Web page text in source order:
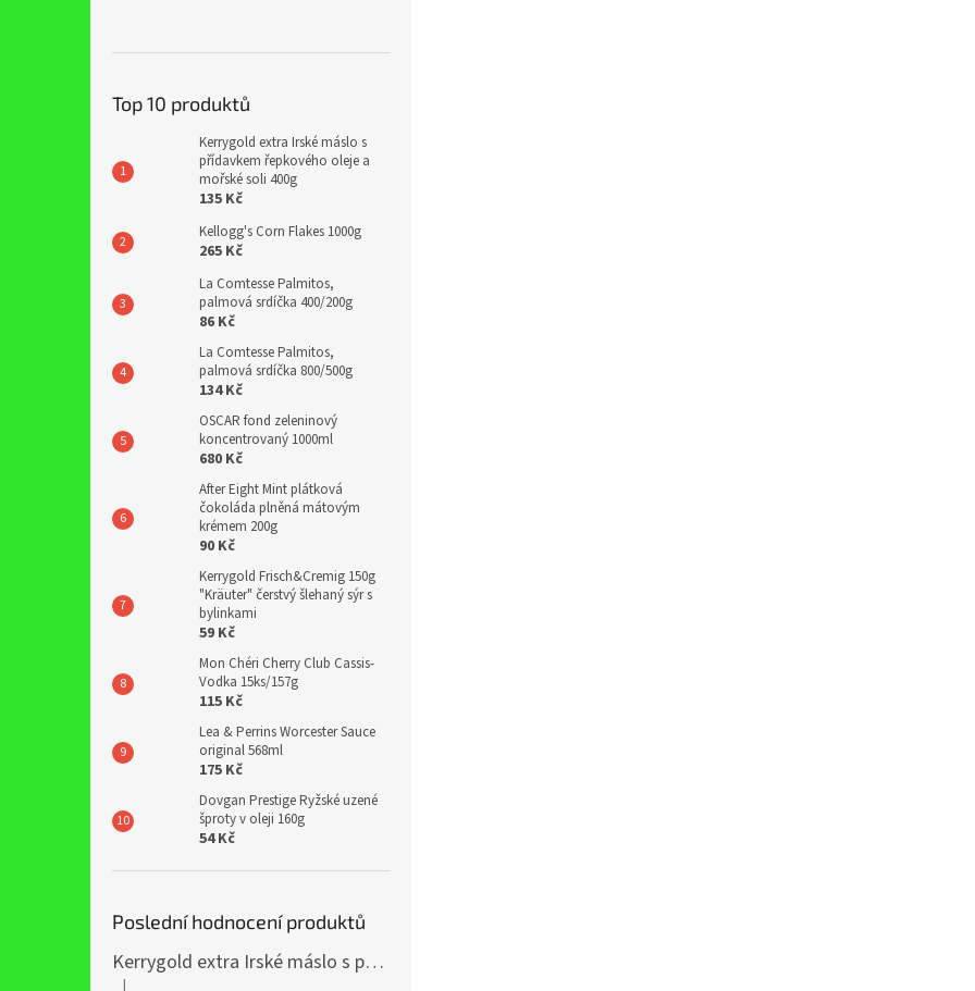
Top 10 produktů
Kerrygold extra Irské máslo s
přídavkem řepkového oleje a
mořské soli 400g
135 Kč
Kellogg's Corn Flakes 1000g
265 Kč
La Comtesse Palmitos,
palmová srdíčka 400/200g
86 Kč
La Comtesse Palmitos,
palmová srdíčka 800/500g
134 Kč
OSCAR fond zeleninový
koncentrovaný 1000ml
680 Kč
After Eight Mint plátková
čokoláda plněná mátovým
krémem 200g
90 Kč
Kerrygold Frisch&Cremig 150g
"Kräuter" čerstvý šlehaný sýr s
bylinkami
59 Kč
Mon Chéri Cherry Club Cassis-
Vodka 15ks/157g
115 Kč
Lea & Perrins Worcester Sauce
original 568ml
175 Kč
Dovgan Prestige Ryžské uzené
šproty v oleji 160g
54 Kč
Poslední hodnocení produktů
Kerrygold extra Irské máslo s přídavkem řepkového oleje 400g
|